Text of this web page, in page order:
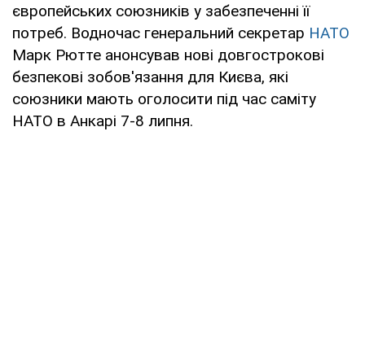
європейських союзників у забезпеченні її
потреб. Водночас генеральний секретар НАТО
Марк Рютте анонсував нові довгострокові
безпекові зобов'язання для Києва, які
союзники мають оголосити під час саміту
НАТО в Анкарі 7-8 липня.